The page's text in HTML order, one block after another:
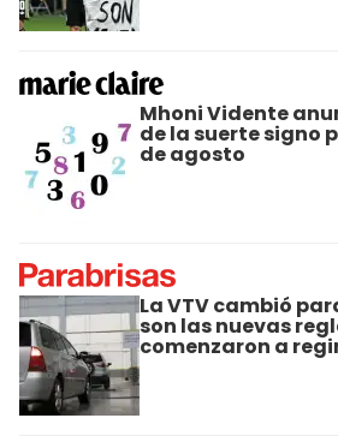
Mhoni Vidente
de la suerte signo
de agosto
La VTV cambió
son las nuevas
comenzaron a